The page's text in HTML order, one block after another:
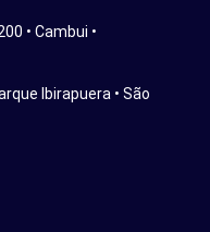
• Cambui •
Ibirapuera • São